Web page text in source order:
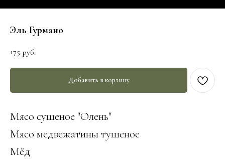
Эль Гурмано
175 руб.
Добавить в корзину
Мясо сушеное "Олень"
Мясо медвежатины тушеное
Мёд